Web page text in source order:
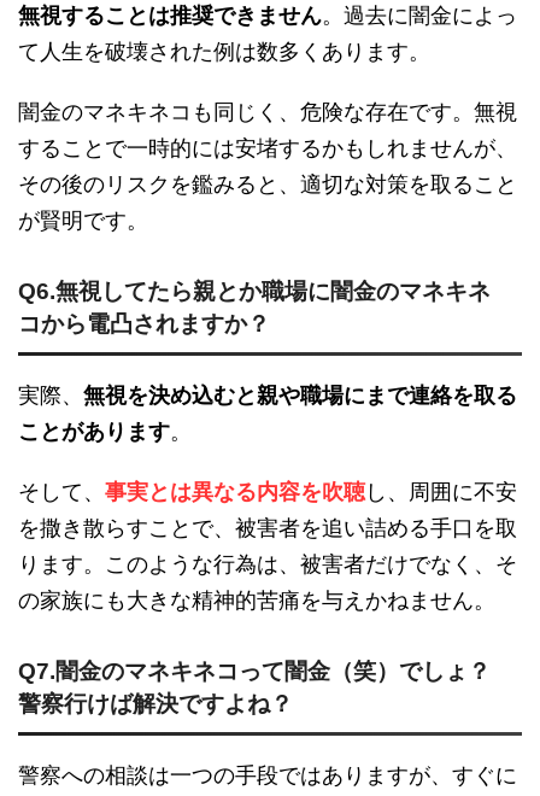
無視することは推奨できません。過去に闇金によっ
て人生を破壊された例は数多くあります。
闇金のマネキネコも同じく、危険な存在です。無視
することで一時的には安堵するかもしれませんが、
その後のリスクを鑑みると、適切な対策を取ること
が賢明です。
Q6.無視してたら親とか職場に闇金のマネキネ
コから電凸されますか？
実際、 無視を決め込むと親や職場にまで連絡を取る
ことがあります。
そして、 事実とは異なる内容を吹聴し、周囲に不安
を撒き散らすことで、被害者を追い詰める手口を取
ります。このような行為は、被害者だけでなく、そ
の家族にも大きな精神的苦痛を与えかねません。
Q7.闇金のマネキネコって闇金（笑）でしょ？
警察行けば解決ですよね？
警察への相談は一つの手段ではありますが、すぐに